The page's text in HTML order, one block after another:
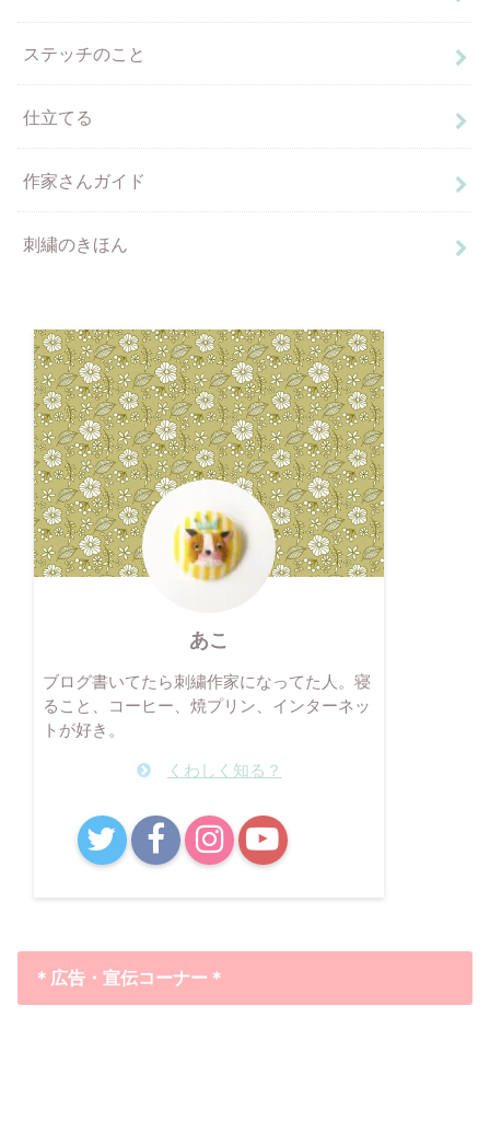
ステッチのこと
仕立てる
作家さんガイド
刺繍のきほん
あこ
ブログ書いてたら刺繍作家になってた人。寝
ること、コーヒー、焼プリン、インターネッ
トが好き。
くわしく知る？
＊広告・宣伝コーナー＊